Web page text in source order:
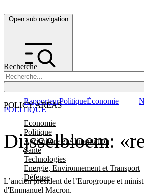
Open sub navigation
Recherche
POLICY AREAS
Economie
Politique
Agriculture et Alimentation
Santé
Technologies
Energie, Environnement et Transport
Défense
RapporteurPolitiqueÉconomie
Dijsselbloem:
L’ancien président de l’Eurogroupe et
d'Emmanuel Macron.
POLITIQUE